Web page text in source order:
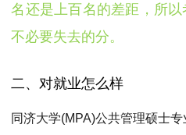
名还是上百名的差距，所
不必要失去的分。
二、对就业怎么样
同济大学(MPA)公共管理硕士专